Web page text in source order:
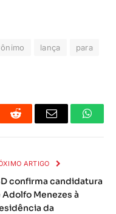
lança
para
Reddit
E-
ARTIGO
confirma candidatura
Adolfo Menezes à
da